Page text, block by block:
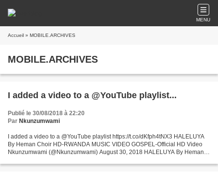
MENU
Accueil » MOBILE.ARCHIVES
MOBILE.ARCHIVES
I added a video to a @YouTube playlist...
Publié le 30/08/2018 à 22:20
Par Nkunzumwami
I added a video to a @YouTube playlist https://t.co/dKfph4tNX3 HALELUYA
By Heman Choir HD-RWANDA MUSIC VIDEO GOSPEL-Official HD Video
Nkunzumwami (@Nkunzumwami) August 30, 2018 HALELUYA By Heman